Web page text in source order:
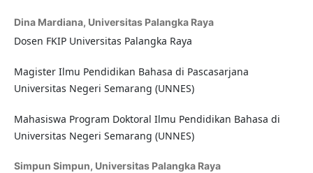
Dina Mardiana, Universitas Palangka Raya
Dosen FKIP Universitas Palangka Raya
Magister Ilmu Pendidikan Bahasa di Pascasarjana
Universitas Negeri Semarang (UNNES)
Mahasiswa Program Doktoral Ilmu Pendidikan Bahasa di
Universitas Negeri Semarang (UNNES)
Simpun Simpun, Universitas Palangka Raya